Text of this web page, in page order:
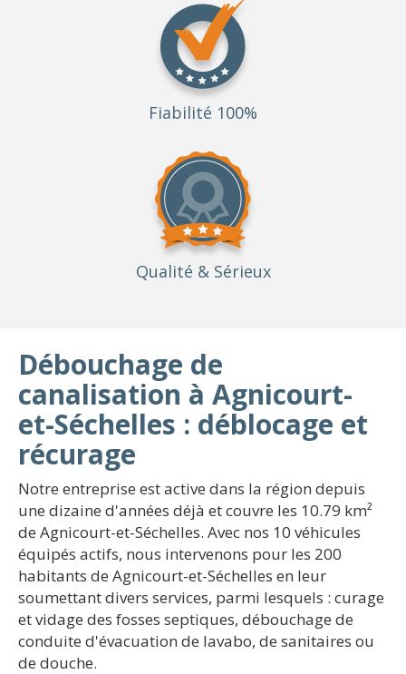
Fiabilité 100%
Qualité & Sérieux
Débouchage de
canalisation à Agnicourt-
et-Séchelles : déblocage et
récurage
Notre entreprise est active dans la région depuis
une dizaine d'années déjà et couvre les 10.79 km²
de Agnicourt-et-Séchelles. Avec nos 10 véhicules
équipés actifs, nous intervenons pour les 200
habitants de Agnicourt-et-Séchelles en leur
soumettant divers services, parmi lesquels : curage
et vidage des fosses septiques, débouchage de
conduite d'évacuation de lavabo, de sanitaires ou
de douche.